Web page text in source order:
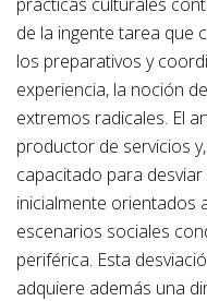
de la ingente tarea que
los preparativos y
experiencia, la noción
extremos radicales. El
productor de servicios
capacitado para
inicialmente orientados
escenarios sociales
periférica. Esta
adquiere además una